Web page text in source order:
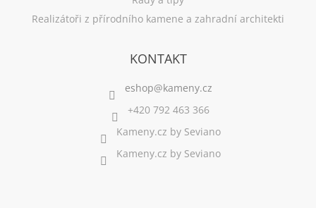
Realizátoři z přírodního kamene a zahradní architekti
KONTAKT
+420 792 463 366
Kameny.cz by Seviano
Kameny.cz by Seviano